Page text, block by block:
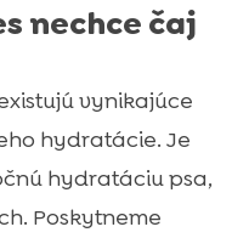
nechce čaj
vynikajúce
hydratácie. Je
hydratáciu psa,
Poskytneme